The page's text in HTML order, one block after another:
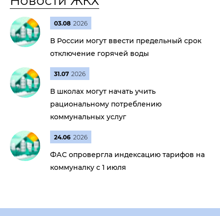
03.08 2026
В России могут ввести предельный срок
отключение горячей воды
31.07 2026
В школах могут начать учить
рациональному потреблению
коммунальных услуг
24.06 2026
ФАС опровергла индексацию тарифов на
коммуналку с 1 июля